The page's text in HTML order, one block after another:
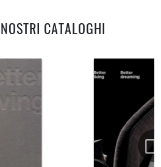
CATALOGHI